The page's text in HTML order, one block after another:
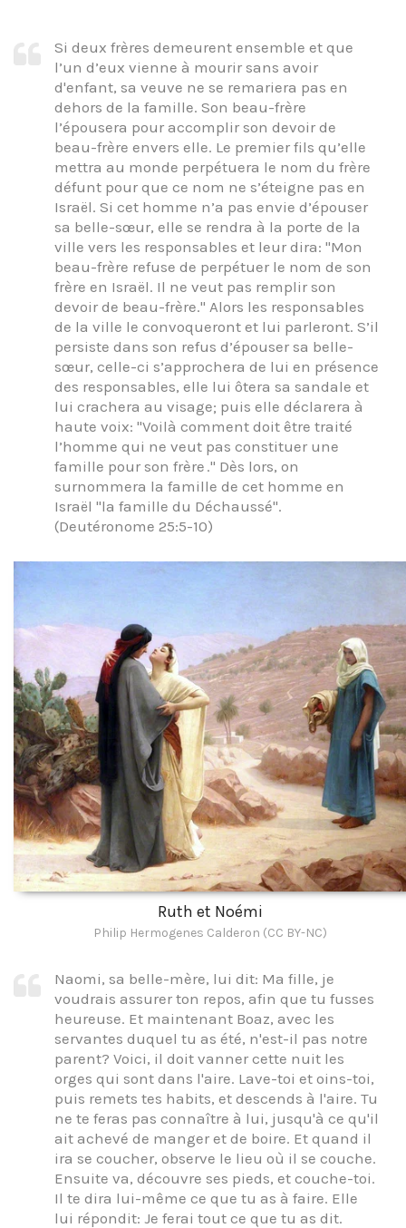
Si deux frères demeurent ensemble et que
l’un d’eux vienne à mourir sans avoir
d'enfant, sa veuve ne se remariera pas en
dehors de la famille. Son beau-frère
l’épousera pour accomplir son devoir de
beau-frère envers elle. Le premier fils qu’elle
mettra au monde perpétuera le nom du frère
défunt pour que ce nom ne s’éteigne pas en
Israël. Si cet homme n’a pas envie d’épouser
sa belle-sœur, elle se rendra à la porte de la
ville vers les responsables et leur dira: "Mon
beau-frère refuse de perpétuer le nom de son
frère en Israël. Il ne veut pas remplir son
devoir de beau-frère." Alors les responsables
de la ville le convoqueront et lui parleront. S’il
persiste dans son refus d’épouser sa belle-
sœur, celle-ci s’approchera de lui en présence
des responsables, elle lui ôtera sa sandale et
lui crachera au visage; puis elle déclarera à
haute voix: "Voilà comment doit être traité
l’homme qui ne veut pas constituer une
famille pour son frère ." Dès lors, on
surnommera la famille de cet homme en
Israël "la famille du Déchaussé".
(Deutéronome 25:5-10)
Ruth et Noémi
Philip Hermogenes Calderon (CC BY-NC)
Naomi, sa belle-mère, lui dit: Ma fille, je
voudrais assurer ton repos, afin que tu fusses
heureuse. Et maintenant Boaz, avec les
servantes duquel tu as été, n'est-il pas notre
parent? Voici, il doit vanner cette nuit les
orges qui sont dans l'aire. Lave-toi et oins-toi,
puis remets tes habits, et descends à l'aire. Tu
ne te feras pas connaître à lui, jusqu'à ce qu'il
ait achevé de manger et de boire. Et quand il
ira se coucher, observe le lieu où il se couche.
Ensuite va, découvre ses pieds, et couche-toi.
Il te dira lui-même ce que tu as à faire. Elle
lui répondit: Je ferai tout ce que tu as dit.